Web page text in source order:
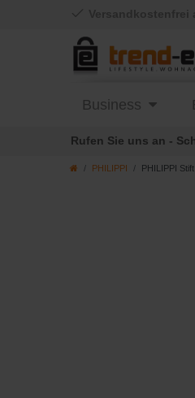
PHILIPPI PHILIPPI
Business
Rufen Sie uns an -